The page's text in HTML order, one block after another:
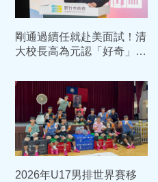
剛通過續任就赴美面試！清
大校長高為元認「好奇」道
失格
2026年U17男排世界賽移